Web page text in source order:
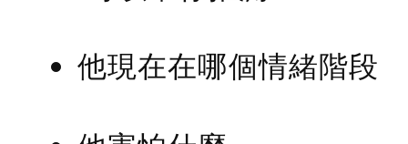
他現在在哪個情緒階段